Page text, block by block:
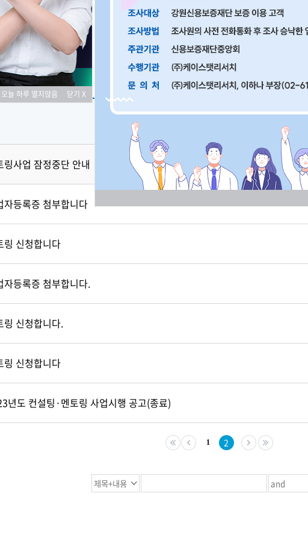
업 신청
링사업 잠정중단 안내
자등록증 첨부합니다
링 신청합니다
자등록증 첨부합니다.
링 신청합니다.
링 신청합니다
년도 컨설팅·멘토링 사업시행 공고(종료)
1 2
오늘 하루 열지않음 닫기 X